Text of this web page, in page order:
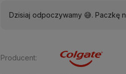
Dzisiaj odpoczywamy 😅. Paczkę
Producent: